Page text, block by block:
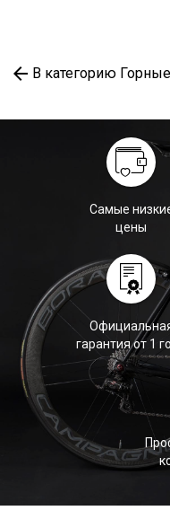
В категорию
Самые
цены
гарантия от 1